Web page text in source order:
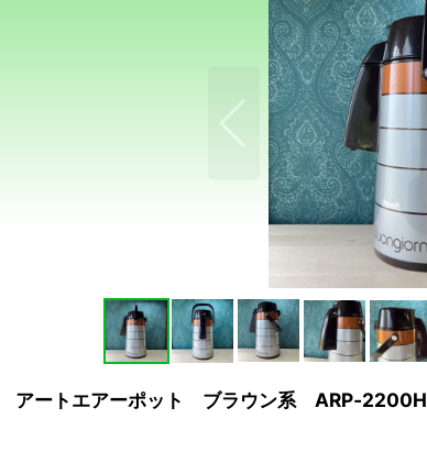
ートエアーポット ブラウン系 ARP‐2200H